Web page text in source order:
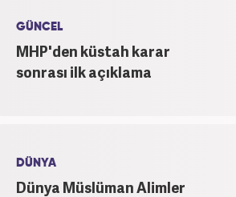
GÜNCEL
MHP'den küstah karar
sonrası ilk açıklama
DÜNYA
Dünya Müslüman Alimler